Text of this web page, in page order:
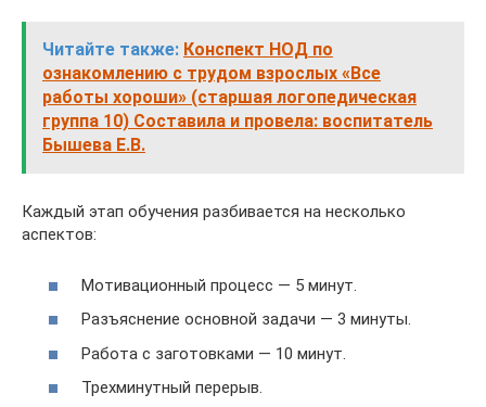
Читайте также: Конспект НОД по
ознакомлению с трудом взрослых «Все
работы хороши» (старшая логопедическая
группа 10) Составила и провела: воспитатель
Бышева Е.В.
Каждый этап обучения разбивается на несколько
аспектов:
Мотивационный процесс — 5 минут.
Разъяснение основной задачи — 3 минуты.
Работа с заготовками — 10 минут.
Трехминутный перерыв.